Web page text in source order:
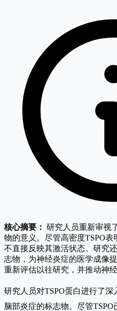
核心摘要： 研究人员重新审视
物的意义。尽管高密度TSPO
不直接反映其激活状态。研究
志物，为神经炎症的医学成像
重新评估以往研究，并推动神
研究人员对TSPO蛋白进行了
脑部炎症的标志物。尽管TSPO